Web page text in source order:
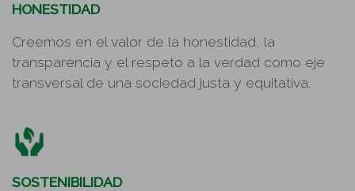
HONESTIDAD
Creemos en el valor de la honestidad, la
transparencia y el respeto a la verdad como eje
transversal de una sociedad justa y equitativa.
SOSTENIBILIDAD